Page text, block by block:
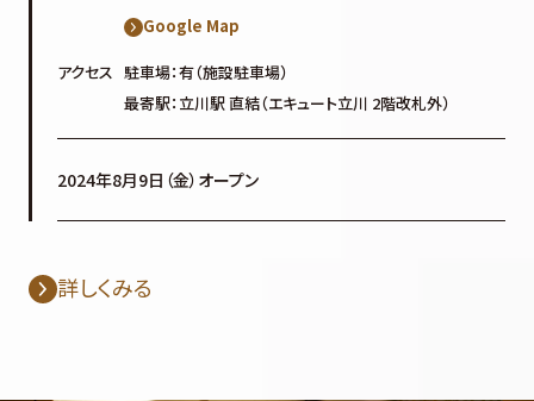
Google Map
アクセス 駐車場：有（施設駐車場）
最寄駅：立川駅 直結（エキュート立川 2階改札外）
2024年8月9日（金）オープン
詳しくみる